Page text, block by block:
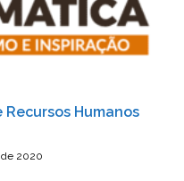
Humanos
de 2020